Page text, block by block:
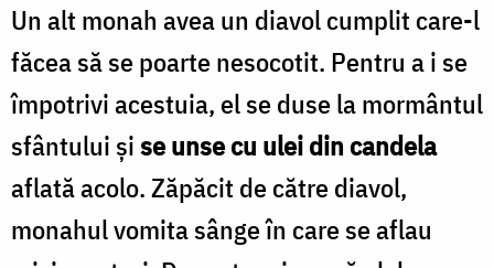
Un alt monah avea un diavol cumplit care-l
făcea să se poarte nesocotit. Pentru a i se
împotrivi acestuia, el se duse la mormântul
sfântului şise unse cu ulei din candela
aflată acolo. Zăpăcit de către diavol,
monahul vomita sânge în care se aflau